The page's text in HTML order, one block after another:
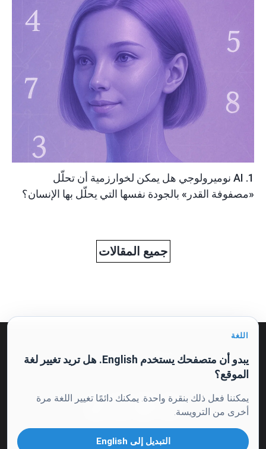
1. AI نوميرولوجي هل يمكن لخوارزمية أن تحلّل
«مصفوفة القدر» بالجودة نفسها التي يحلّل بها الإنسان؟
جميع المقالات
العرض العلني والموافقة على المعالجة
اللغة
يبدو أن متصفحك يستخدم English. هل تريد تغيير لغة
الموقع؟
يمكننا فعل ذلك بنقرة واحدة. يمكنك دائمًا تغيير اللغة مرة
أخرى من الترويسة.
التبديل إلى English